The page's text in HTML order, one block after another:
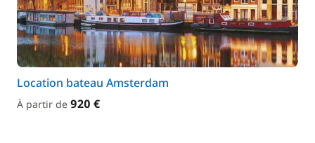
Location bateau Amsterdam
À partir de 920 €